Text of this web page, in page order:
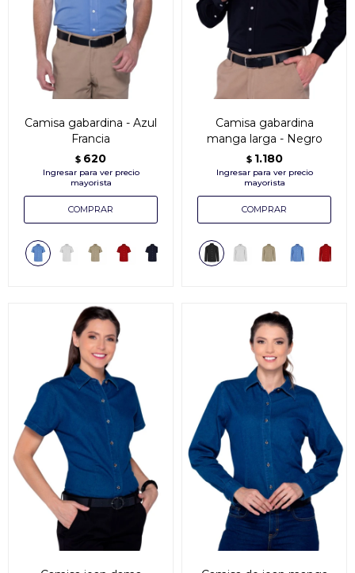
Camisa gabardina - Azul
Francia
$ 620
Camisa gabardina
manga larga - Negro
$ 1.180